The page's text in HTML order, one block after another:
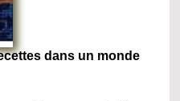
dans un monde